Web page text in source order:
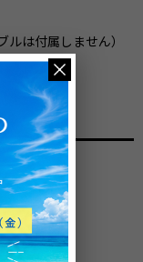
は付属しません）
行き）